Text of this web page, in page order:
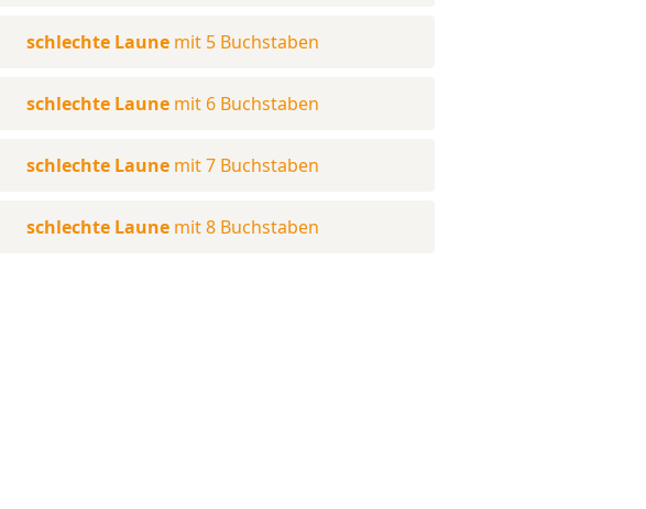
schlechte Laune mit 5 Buchstaben
schlechte Laune mit 6 Buchstaben
schlechte Laune mit 7 Buchstaben
schlechte Laune mit 8 Buchstaben